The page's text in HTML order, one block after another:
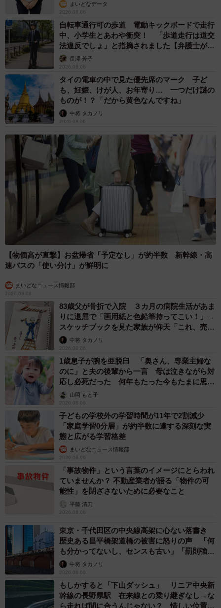
まいどなデータ
2026.08.06
自転車通行可の歩道 電動キックボードで走行
中、小学生とあわや衝突！ 「歩道走行は道交
法違反でしょ」と指摘されました【弁護士が解
説】長澤 芳子
2026.08.06
タイの電車の中で見た優先席のマーク 子ど
も、妊娠、けが人、お年寄り… 一つだけ謎の
ものが！？「だから黄色なんですね」
中将 タカノリ
2026.08.06
【物価高が直撃】お盆帰省「予定なし」が約半数 新幹線・高
速バスの「使い分け」が鮮明に
まいどなニュース情報部
2026.08.06
83歳父が骨折で入院 ３カ月の病院生活があま
りに退屈で「画用紙と色鉛筆持ってこい！」→
スケッチブックを見た家族が仰天「これ、売れ
ますよ…」
中将 タカノリ
2026.08.06
1歳息子が腕を亜脱臼 「奥さん、専業主婦な
のに」と夫の後輩から一言 母は泣きながら対
応し必死だった 何年もたった今もたまに思い
出し…山岡 もと子
2026.08.06
子どもの学校外の学習時間が11年で2割減少
「家庭学習0分層」が約半数に達する深刻な実
態と広がる学習格差
まいどなニュース情報部
2026.08.06
「事故物件」という言葉のイメージにとらわれ
ていませんか？ 不動産業者が語る「物件の可
能性」を閉ざさないために必要なこと
平藤 清刀
2026.08.06
東京・千代田区の中央線高架に心ない落書き
歴史ある昌平橋架道橋の被害に怒りの声 「何
も分かってないし、センスも古い」「罰則強化
して」中将 タカノリ
2026.08.06
もしかすると「下山ダッシュ」 リニア中央新
幹線の長野県駅 在来線との乗り継ぎなし→な
ら走れば間に合うんじゃない？ 惜しい位置関